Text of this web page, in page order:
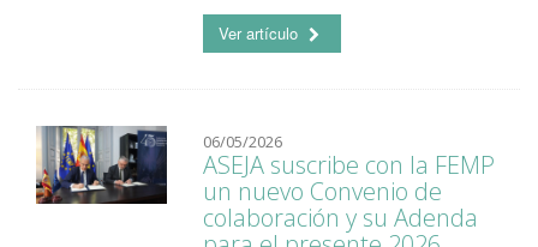
Ver artículo
06/05/2026
ASEJA suscribe con la FEMP
un nuevo Convenio de
colaboración y su Adenda